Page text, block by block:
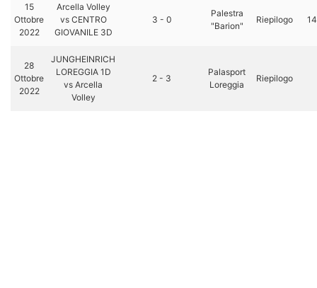
15
Ottobre
2022
Arcella Volley
vs CENTRO
GIOVANILE 3D
3 - 0
Palestra
"Barion"
Riepilogo
28
Ottobre
2022
JUNGHEINRICH
LOREGGIA 1D
vs Arcella
Volley
2 - 3
Palasport
Loreggia
Riepilogo